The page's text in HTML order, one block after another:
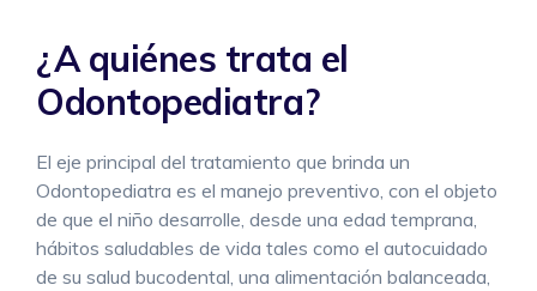
¿A quiénes trata el
Odontopediatra?
El eje principal del tratamiento que brinda un
Odontopediatra es el manejo preventivo, con el objeto
de que el niño desarrolle, desde una edad temprana,
hábitos saludables de vida tales como el autocuidado
de su salud bucodental, una alimentación balanceada,